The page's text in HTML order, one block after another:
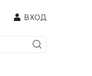
ВХОД